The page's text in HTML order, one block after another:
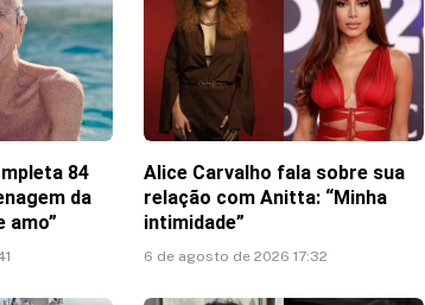
84
da
amo”
Alice Carvalho fala sobre sua
relação com Anitta: “Minha
intimidade”
6 de agosto de 2026 17:32